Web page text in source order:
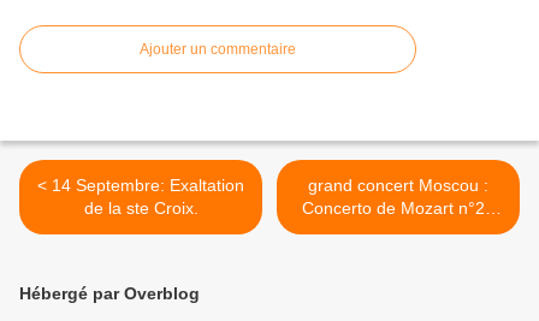
Ajouter un commentaire
< 14 Septembre: Exaltation
de la ste Croix.
grand concert Moscou :
Concerto de Mozart n°23
en la majeur k.488 1part -
Hébergé par Overblog